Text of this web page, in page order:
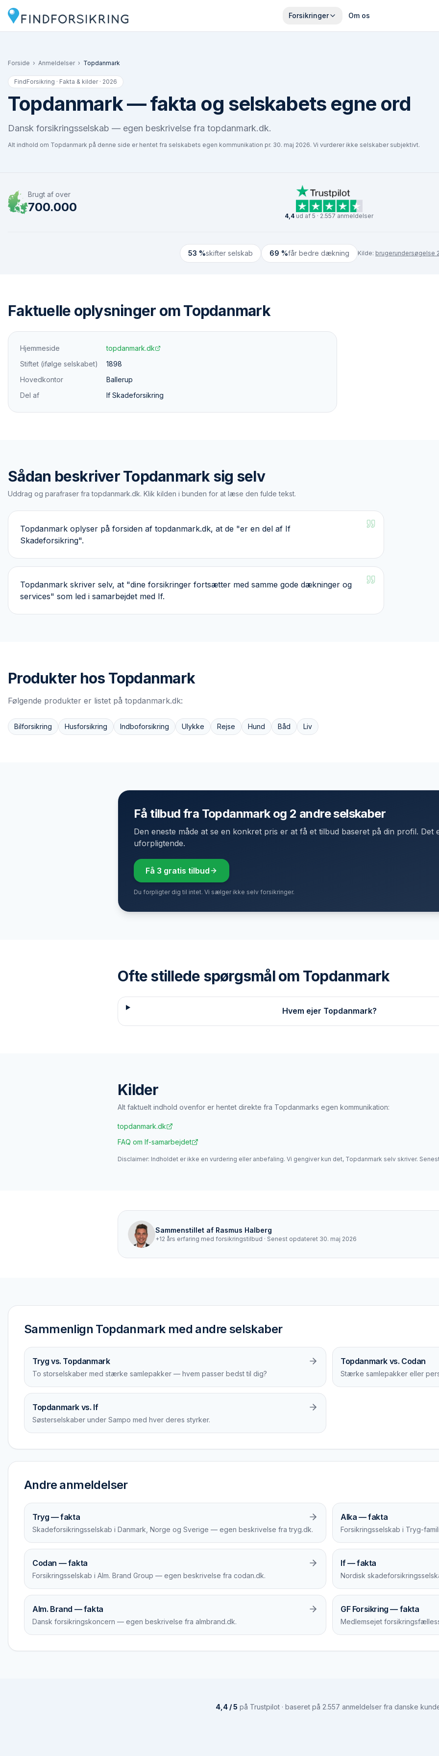
Forsikringer Om os
Forside › Anmeldelser › Topdanmark
FindForsikring · Fakta & kilder · 2026
Topdanmark— fakta og selskabets egne ord
Dansk forsikringsselskab — egen beskrivelse fra topdanmark.dk.
Alt indhold om Topdanmark på denne side er hentet fra selskabets egen kommunikation pr. 30. maj 2026. Vi vurderer ikke selskaber subjektivt.
Brugt af over
700.000
4,4 ud af 5 · 2.557 anmeldelser
53 %skifter selskab 69 %får bedre dækning Kilde: brugerundersøgelse
Faktuelle oplysninger omTopdanmark
Hjemmeside
topdanmark.dk
Stiftet (ifølge selskabet)
1898
Hovedkontor
Ballerup
Del af
If Skadeforsikring
Sådan beskriverTopdanmark sig selv
Uddrag og parafraser fratopdanmark.dk. Klik kilden i bunden for at læse den fulde tekst.
Topdanmark oplyser på forsiden af topdanmark.dk, at de "er en del af If
Skadeforsikring".
Topdanmark skriver selv, at "dine forsikringer fortsætter med samme gode dækninger og
services" som led i samarbejdet med If.
Produkter hos Topdanmark
Følgende produkter er listet på topdanmark.dk:
Bilforsikring Husforsikring Indboforsikring Ulykke Rejse Hund Båd Liv
Få tilbud fra Topdanmark og 2 andre selskaber
Den eneste måde at se en konkret pris er at få et tilbud baseret på din profil. Det
uforpligtende.
Få 3 gratis tilbud
Du forpligter dig til intet. Vi sælger ikke selv forsikringer.
Ofte stillede spørgsmål om Topdanmark
Hvem ejer Topdanmark?
Kilder
Alt faktuelt indhold ovenfor er hentet direkte fra Topdanmarks egen kommunikation:
topdanmark.dk
FAQ om If-samarbejdet
Disclaimer: Indholdet er ikke en vurdering eller anbefaling. Vi gengiver kun det, Topdanmark selv skriver.
Sammenstillet af Rasmus Halberg
+12 års erfaring med forsikringstilbud · Senest opdateret 30. maj 2026
Sammenlign Topdanmark med andre selskaber
Tryg vs. Topdanmark
To storselskaber med stærke samlepakker — hvem passer bedst til dig?
Topdanmark vs. Codan
Stærke samlepakker eller
Topdanmark vs. If
Søsterselskaber under Sampo med hver deres styrker.
Andre anmeldelser
Tryg — fakta
Skadeforsikringsselskab i Danmark, Norge og Sverige — egen beskrivelse fra tryg.dk.
Alka — fakta
Forsikringsselskab i Tryg-
Codan — fakta
Forsikringsselskab i Alm. Brand Group — egen beskrivelse fra codan.dk.
If — fakta
Nordisk
Alm. Brand — fakta
Dansk forsikringskoncern — egen beskrivelse fra almbrand.dk.
GF Forsikring — fakta
Medlemsejet
4,4 / 5 på Trustpilot · baseret på 2.557 anmeldelser fra danske